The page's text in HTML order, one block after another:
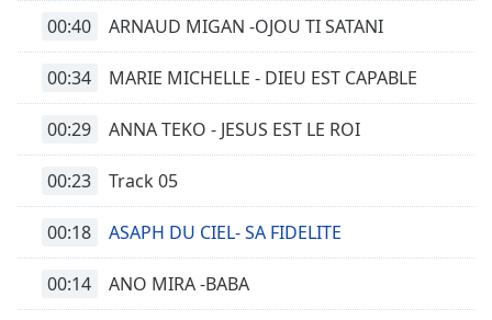
00:40 ARNAUD MIGAN -OJOU TI SATANI
00:34 MARIE MICHELLE - DIEU EST CAPABLE
00:29 ANNA TEKO - JESUS EST LE ROI
00:23 Track 05
00:18 ASAPH DU CIEL- SA FIDELITE
00:14 ANO MIRA -BABA